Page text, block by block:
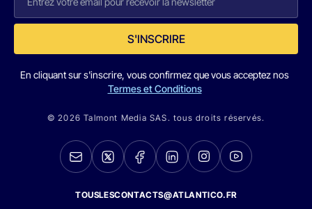
S'INSCRIRE
En cliquant sur s'inscrire, vous confirmez que vous acceptez nos
Termes et Conditions
© 2026 Talmont Media SAS. tous droits réservés.
TOUSLESCONTACTS@ATLANTICO.FR